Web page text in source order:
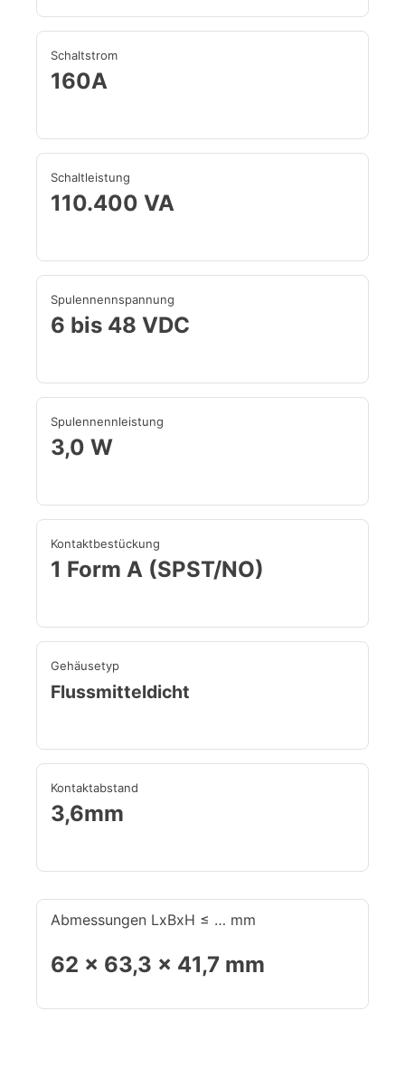
Schaltstrom
160A
Schaltleistung
110.400 VA
Spulennennspannung
6 bis 48 VDC
Spulennennleistung
3,0 W
Kontaktbestückung
1 Form A (SPST/NO)
Gehäusetyp
Flussmitteldicht
Kontaktabstand
3,6mm
Abmessungen LxBxH ≤ … mm
62 x 63,3 x 41,7 mm